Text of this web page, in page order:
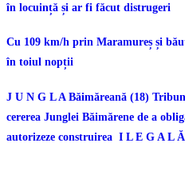
în locuință și ar fi făcut distrugeri
Cu 109 km/h prin Maramureș și
în toiul nopții
J U N G L A Băimăreană (18)
cererea Junglei Băimărene de a
autorizeze construirea I L E G A L